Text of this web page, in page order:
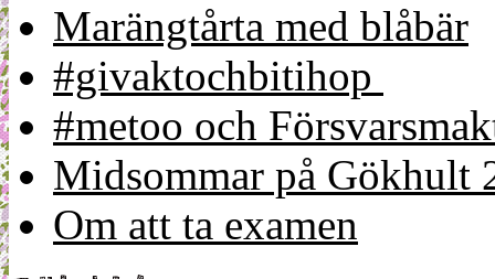
Marängtårta med blåbär
#givaktochbitihop
#metoo och
Midsommar på Gökhult
Om att ta examen